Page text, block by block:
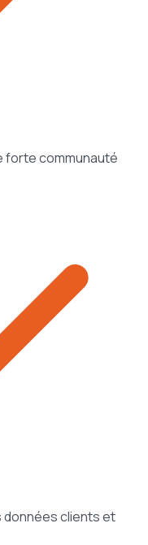
forte communauté
clients et